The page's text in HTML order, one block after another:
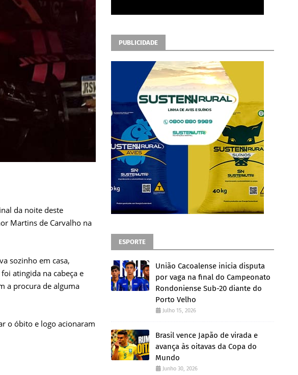
da noite deste
Martins de Carvalho na
sozinho em casa,
atingida na cabeça e
a procura de alguma
o óbito e logo acionaram
PUBLICIDADE
ESPORTE
União Cacoalense inicia disputa
por vaga na final do Campeonato
Rondoniense Sub-20 diante do
Porto Velho
Julho 15, 2026
Brasil vence Japão de virada e
avança às oitavas da Copa do
Mundo
Junho 30, 2026